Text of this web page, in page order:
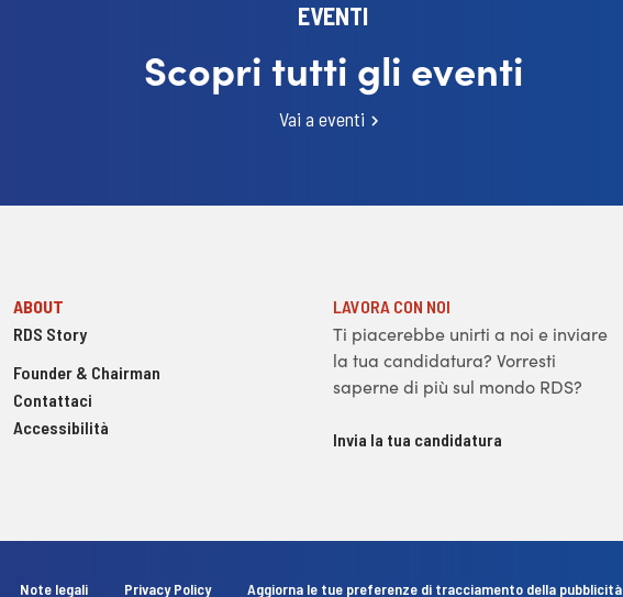
EVENTI
Scopri tutti gli eventi
Vai a eventi
ABOUT
RDS Story
Founder & Chairman
Contattaci
Accessibilità
LAVORA CON NOI
Ti piacerebbe unirti a noi e inviare
la tua candidatura? Vorresti
saperne di più sul mondo RDS?
Invia la tua candidatura
Note legali Privacy Policy Aggiorna le tue preferenze di tracciamento della pubblicità